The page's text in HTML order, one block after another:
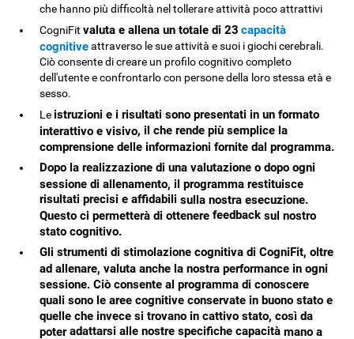
che hanno più difficoltà nel tollerare attività poco attrattivi
CogniFitvaluta e allena un totale di 23 capacità
cognitiveattraverso le sue attività e suoi i giochi cerebrali.
Ciò consente di creare un profilo cognitivo completo
dell'utente e confrontarlo con persone della loro stessa età e
sesso.
Leistruzioni e i risultatisono presentati in un formato
interattivo e visivo, il che rende più semplice la
comprensione delle informazioni fornite dal programma.
Dopo la realizzazione di una valutazione o dopo ogni
sessione di allenamento, il programma restituisce
risultati precisi e affidabili sulla nostra esecuzione.
Questo ci permetterà di ottenerefeedback sul nostro
stato cognitivo.
Gli strumenti di stimolazione cognitiva di CogniFit, oltre
ad allenare, valuta anche la nostra performance in ogni
sessione. Ciò consente al programma di conoscere
quali sono le aree cognitive conservate in buono stato e
quelle che invece si trovano in cattivo stato, così da
poteradattarsi alle nostre specifiche capacità mano a